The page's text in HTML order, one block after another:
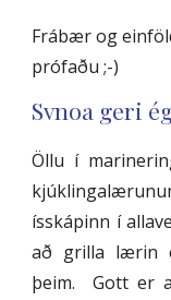
Frábær og
prófaðu ;-)
Svnoa geri
Öllu í
ísskápinn í
að grilla lærin
þeim. Gott er